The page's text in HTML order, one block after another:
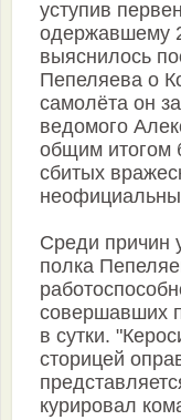
уступив
одержавшему
выяснилось
Пепеляева о
самолёта он
ведомого
общим итогом
сбитых
Среди причин
полка
совершавших
в сутки.
сторицей
курировал